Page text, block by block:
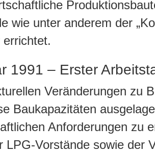
wie unter anderem der
1991 – Erster
Veränderungen zu
Baukapazitäten
Anforderungen zu
LPG-Vorstände sowie der